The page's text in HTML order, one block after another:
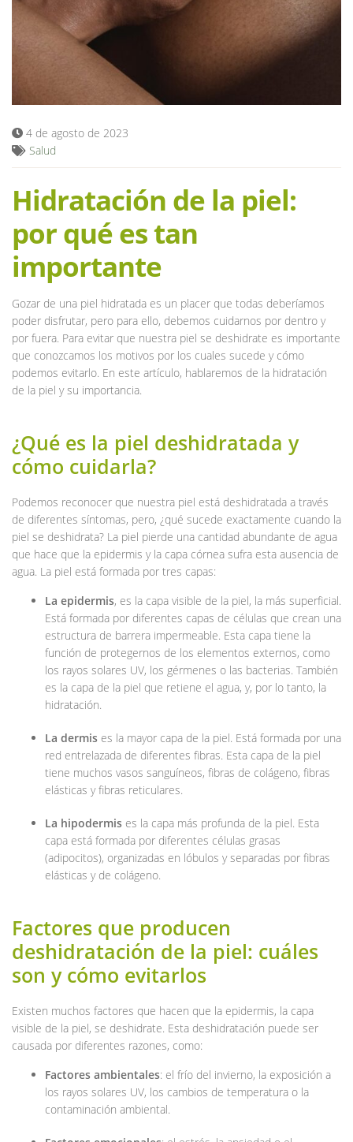
4 de agosto de 2023
Salud
Hidratación de la piel:
por qué es tan
importante
Gozar de una piel hidratada es un placer que todas deberíamos
poder disfrutar, pero para ello, debemos cuidarnos por dentro y
por fuera. Para evitar que nuestra piel se deshidrate es importante
que conozcamos los motivos por los cuales sucede y cómo
podemos evitarlo. En este artículo, hablaremos de la hidratación
de la piel y su importancia.
¿Qué es la piel deshidratada y
cómo cuidarla?
Podemos reconocer que nuestra piel está deshidratada a través
de diferentes síntomas, pero, ¿qué sucede exactamente cuando la
piel se deshidrata? La piel pierde una cantidad abundante de agua
que hace que la epidermis y la capa córnea sufra esta ausencia de
agua. La piel está formada por tres capas:
La epidermis, es la capa visible de la piel, la más superficial.
Está formada por diferentes capas de células que crean una
estructura de barrera impermeable. Esta capa tiene la
función de protegernos de los elementos externos, como
los rayos solares UV, los gérmenes o las bacterias. También
es la capa de la piel que retiene el agua, y, por lo tanto, la
hidratación.
La dermis es la mayor capa de la piel. Está formada por una
red entrelazada de diferentes fibras. Esta capa de la piel
tiene muchos vasos sanguíneos, fibras de colágeno, fibras
elásticas y fibras reticulares.
La hipodermis es la capa más profunda de la piel. Esta
capa está formada por diferentes células grasas
(adipocitos), organizadas en lóbulos y separadas por fibras
elásticas y de colágeno.
Factores que producen
deshidratación de la piel: cuáles
son y cómo evitarlos
Existen muchos factores que hacen que la epidermis, la capa
visible de la piel, se deshidrate. Esta deshidratación puede ser
causada por diferentes razones, como:
Factores ambientales: el frío del invierno, la exposición a
los rayos solares UV, los cambios de temperatura o la
contaminación ambiental.